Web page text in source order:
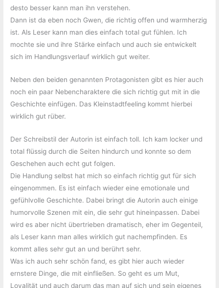
desto besser kann man ihn verstehen.
Dann ist da eben noch Gwen, die richtig offen und warmherzig
ist. Als Leser kann man dies einfach total gut fühlen. Ich
mochte sie und ihre Stärke einfach und auch sie entwickelt
sich im Handlungsverlauf wirklich gut weiter.
Neben den beiden genannten Protagonisten gibt es hier auch
noch ein paar Nebencharaktere die sich richtig gut mit in die
Geschichte einfügen. Das Kleinstadtfeeling kommt hierbei
wirklich gut rüber.
Der Schreibstil der Autorin ist einfach toll. Ich kam locker und
total flüssig durch die Seiten hindurch und konnte so dem
Geschehen auch echt gut folgen.
Die Handlung selbst hat mich so einfach richtig gut für sich
eingenommen. Es ist einfach wieder eine emotionale und
gefühlvolle Geschichte. Dabei bringt die Autorin auch einige
humorvolle Szenen mit ein, die sehr gut hineinpassen. Dabei
wird es aber nicht übertrieben dramatisch, eher im Gegenteil,
als Leser kann man alles wirklich gut nachempfinden. Es
kommt alles sehr gut an und berührt sehr.
Was ich auch sehr schön fand, es gibt hier auch wieder
ernstere Dinge, die mit einfließen. So geht es um Mut,
Loyalität und auch darum das man auf sich und sein eigenes